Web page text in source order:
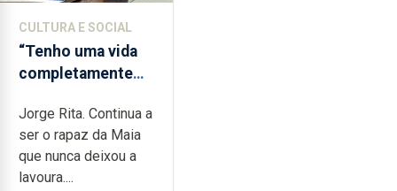
CULTURA E SOCIAL
“Tenho uma vida
completamente
dedicação, gosto
e muita paixão”
Jorge Rita. Continua a
ser o rapaz da Maia
que nunca deixou a
lavoura....